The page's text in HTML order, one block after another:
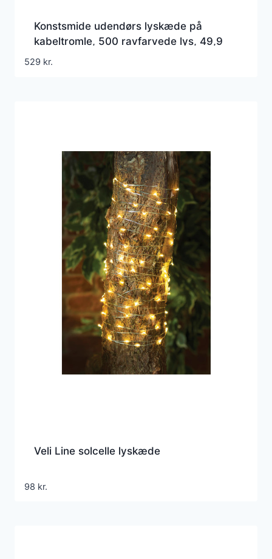
Konstsmide udendørs lyskæde på
kabeltromle, 500 ravfarvede lys, 49,9
meter
529 kr.
Veli Line solcelle lyskæde
98 kr.